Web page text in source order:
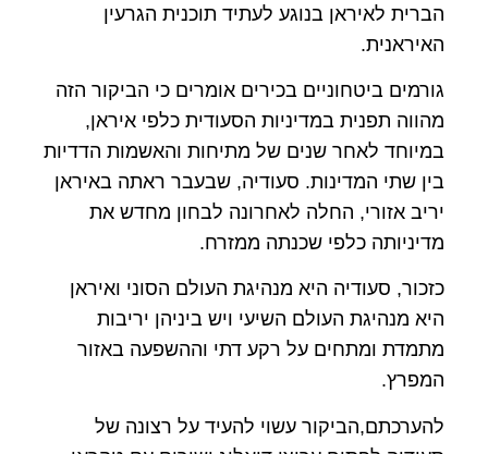
הברית לאיראן בנוגע לעתיד תוכנית הגרעין
האיראנית.
גורמים ביטחוניים בכירים אומרים כי הביקור הזה
מהווה תפנית במדיניות הסעודית כלפי איראן,
במיוחד לאחר שנים של מתיחות והאשמות הדדיות
בין שתי המדינות. סעודיה, שבעבר ראתה באיראן
יריב אזורי, החלה לאחרונה לבחון מחדש את
מדיניותה כלפי שכנתה ממזרח.
כזכור, סעודיה היא מנהיגת העולם הסוני ואיראן
היא מנהיגת העולם השיעי ויש ביניהן יריבות
מתמדת ומתחים על רקע דתי וההשפעה באזור
המפרץ.
להערכתם,הביקור עשוי להעיד על רצונה של